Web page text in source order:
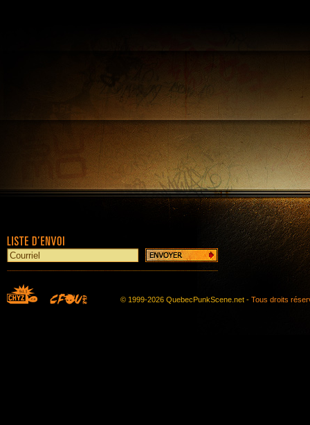
© 1999-2026 QuebecPunkScene.net - Tous droits